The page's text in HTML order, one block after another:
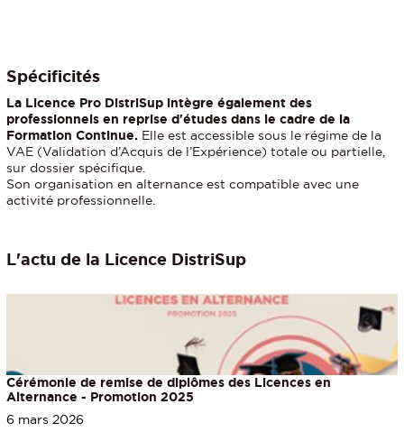
Spécificités
La Licence Pro DistriSup intègre également des
professionnels en reprise d'études dans le cadre de la
Formation Continue. Elle est accessible sous le régime de la
VAE (Validation d’Acquis de l’Expérience) totale ou partielle,
sur dossier spécifique.
Son organisation en alternance est compatible avec une
activité professionnelle.
L'actu de la Licence DistriSup
Cérémonie de remise de diplômes des Licences en
Alternance - Promotion 2025
6 mars 2026